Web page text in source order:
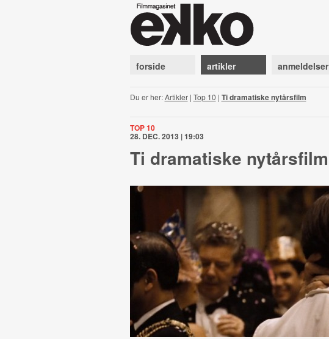
forside artikler anmeldelser
Du er her:Artikler| Top 10 | Ti dramatiske nytårsfilm
TOP 10
28. DEC. 2013 | 19:03
Ti dramatiske nytårsfilm